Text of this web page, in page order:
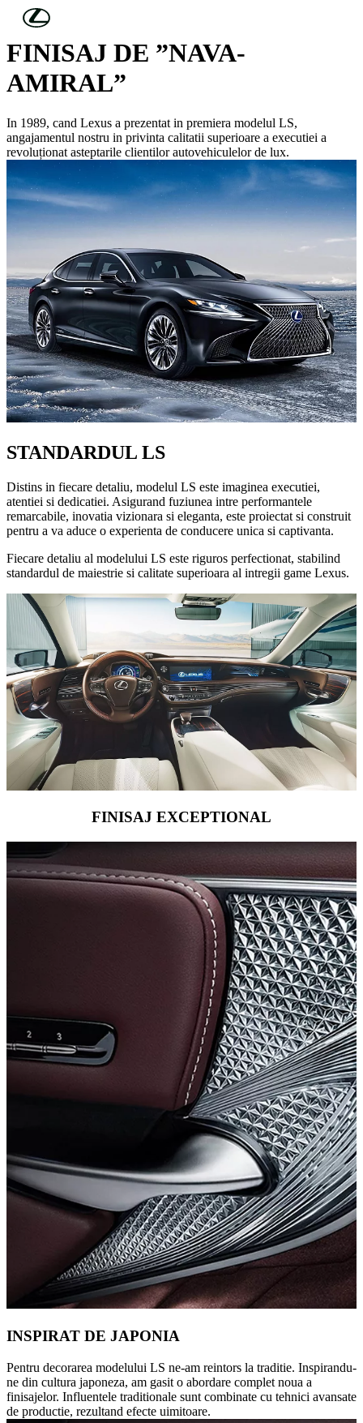
Skip to Main Content
FINISAJ DE ”NAVA-
AMIRAL”
In 1989, cand Lexus a prezentat in premiera modelul LS,
angajamentul nostru in privinta calitatii superioare a executiei a
revoluționat asteptarile clientilor autovehiculelor de lux.
STANDARDUL LS
Distins in fiecare detaliu, modelul LS este imaginea executiei,
atentiei si dedicatiei. Asigurand fuziunea intre performantele
remarcabile, inovatia vizionara si eleganta, este proiectat si construit
pentru a va aduce o experienta de conducere unica si captivanta.
Fiecare detaliu al modelului LS este riguros perfectionat, stabilind
standardul de maiestrie si calitate superioara al intregii game Lexus.
FINISAJ EXCEPTIONAL
INSPIRAT DE JAPONIA
Pentru decorarea modelului LS ne-am reintors la traditie. Inspirandu-
ne din cultura japoneza, am gasit o abordare complet noua a
finisajelor. Influentele traditionale sunt combinate cu tehnici avansate
de productie, rezultand efecte uimitoare.